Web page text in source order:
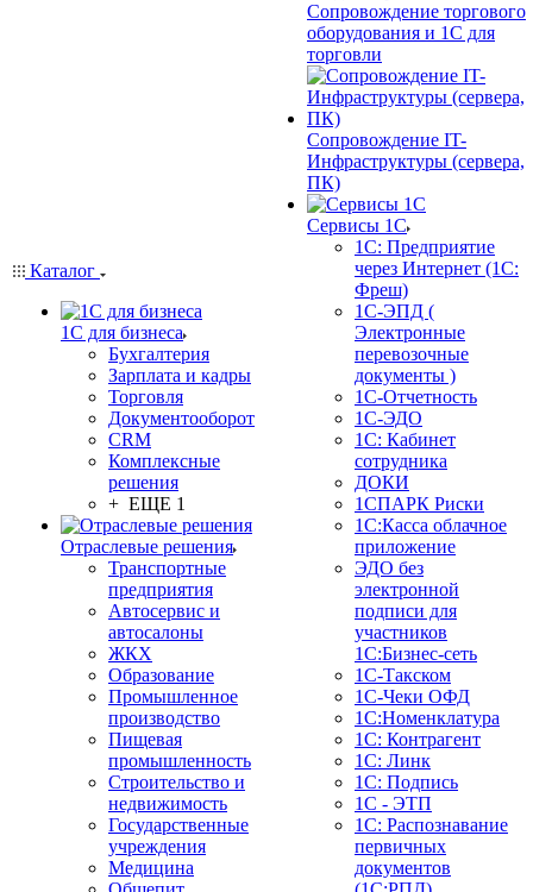
Каталог
1С для бизнеса
Бухгалтерия
Зарплата и кадры
Торговля
Документооборот
CRM
Комплексные
решения
+ ЕЩЕ 1
Отраслевые решения
Транспортные
предприятия
Автосервис и
автосалоны
ЖКХ
Образование
Промышленное
производство
Пищевая
промышленность
Строительство и
недвижимость
Государственные
учреждения
Медицина
Сопровождение торгового
оборудования и 1С для
торговли
Сопровождение IT-
Инфраструктуры (сервера,
ПК)
Сервисы 1С
1С: Предприятие
через Интернет (1С:
Фреш)
1С-ЭПД (
Электронные
перевозочные
документы )
1С-Отчетность
1С-ЭДО
1С: Кабинет
сотрудника
ДОКИ
1СПАРК Риски
1С:Касса облачное
приложение
ЭДО без
электронной
подписи для
участников
1С:Бизнес-сеть
1С-Такском
1С-Чеки ОФД
1С:Номенклатура
1С: Контрагент
1С: Линк
1С: Подпись
1С - ЭТП
1С: Распознавание
первичных
документов